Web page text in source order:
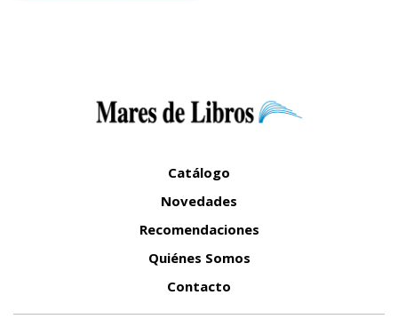
Catálogo
Novedades
Recomendaciones
Quiénes Somos
Contacto